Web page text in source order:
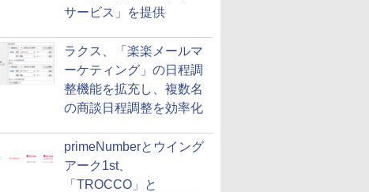
サービス」を提供
ラクス、「楽楽メールマ
ーケティング」の日程調
整機能を拡充し、複数名
の商談日程調整を効率化
primeNumberとウイング
アーク1st、
「TROCCO」と